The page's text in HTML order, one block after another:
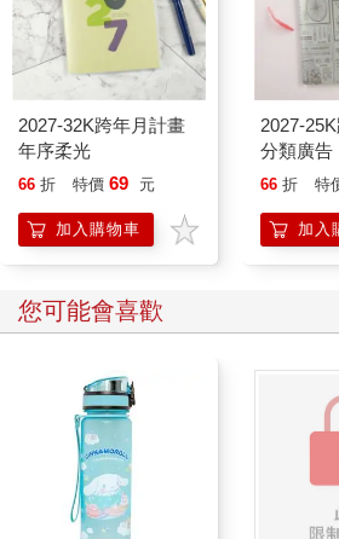
2027-32K跨年月計畫
年序柔光
66 折 特價 69 元
加入購物車
2027-
分類廣告
66 折 特
加入
您可能會喜歡